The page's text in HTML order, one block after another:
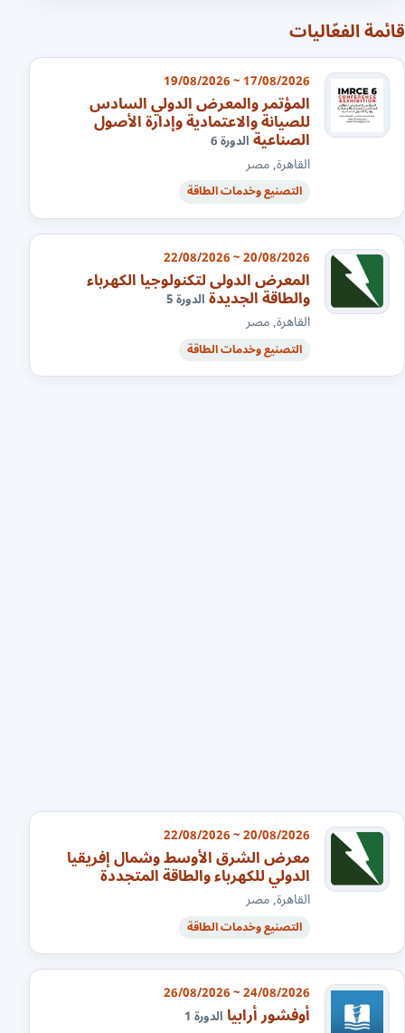
قائمة الفعّاليات
17/08/2026 ~ 19/08/2026
المؤتمر والمعرض الدولي السادس
للصيانة والاعتمادية وإدارة الأصول
الصناعيةالدورة 6
القاهرة, مصر
التصنيع وخدمات الطاقة
20/08/2026 ~ 22/08/2026
المعرض الدولى لتكنولوجيا الكهرباء
والطاقة الجديدةالدورة 5
القاهرة, مصر
التصنيع وخدمات الطاقة
20/08/2026 ~ 22/08/2026
معرض الشرق الأوسط وشمال إفريقيا
الدولي للكهرباء والطاقة المتجددة
القاهرة, مصر
التصنيع وخدمات الطاقة
24/08/2026 ~ 26/08/2026
أوفشور أرابيا الدورة 1